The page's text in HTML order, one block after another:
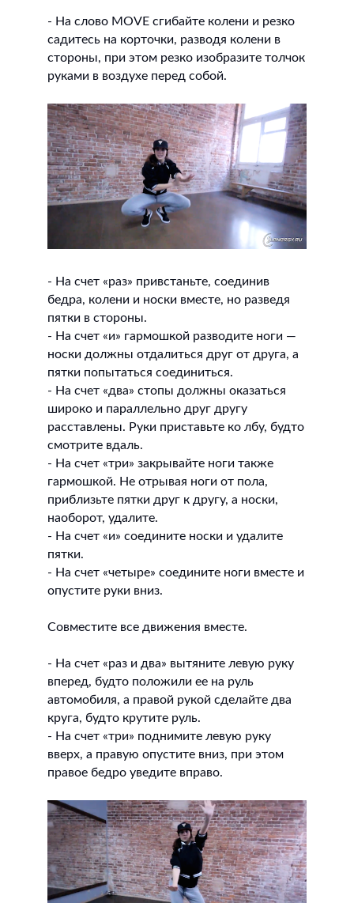
- На слово MOVE сгибайте колени и резко
садитесь на корточки, разводя колени в
стороны, при этом резко изобразите толчок
руками в воздухе перед собой.
- На счет «раз» привстаньте, соединив
бедра, колени и носки вместе, но разведя
пятки в стороны.
- На счет «и» гармошкой разводите ноги —
носки должны отдалиться друг от друга, а
пятки попытаться соединиться.
- На счет «два» стопы должны оказаться
широко и параллельно друг другу
расставлены. Руки приставьте ко лбу, будто
смотрите вдаль.
- На счет «три» закрывайте ноги также
гармошкой. Не отрывая ноги от пола,
приблизьте пятки друг к другу, а носки,
наоборот, удалите.
- На счет «и» соедините носки и удалите
пятки.
- На счет «четыре» соедините ноги вместе и
опустите руки вниз.
Совместите все движения вместе.
- На счет «раз и два» вытяните левую руку
вперед, будто положили ее на руль
автомобиля, а правой рукой сделайте два
круга, будто крутите руль.
- На счет «три» поднимите левую руку
вверх, а правую опустите вниз, при этом
правое бедро уведите вправо.